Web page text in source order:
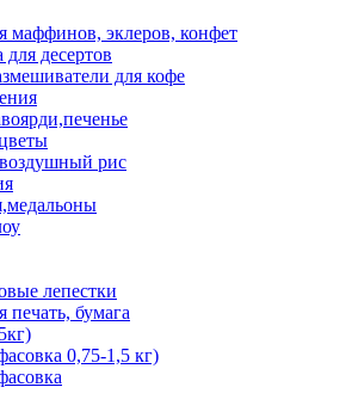
эклеров, конфет
десертов
для кофе
рис
лепестки
печать, бумага
0,75-1,5 кг)